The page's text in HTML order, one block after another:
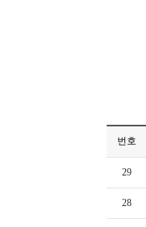
번호
29
28